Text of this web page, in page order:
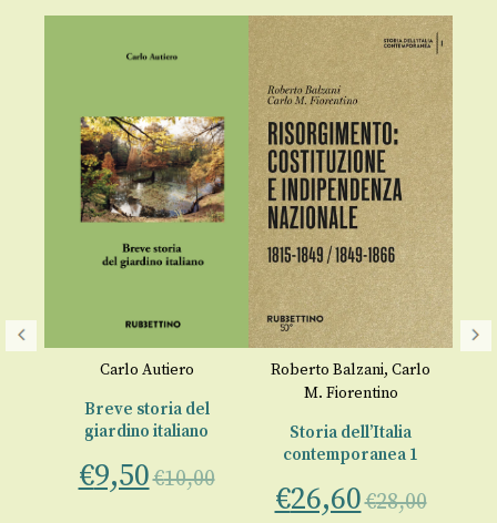
Carlo Autiero
Breve storia del
giardino italiano
€9,50€10,00
Roberto Balzani, Carlo
M. Fiorentino
Storia dell’Italia
contemporanea 1
€26,60€28,00